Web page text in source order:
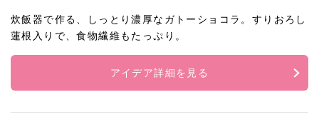
炊飯器で作る、しっとり濃厚なガトーショコラ。すりおろし
蓮根入りで、食物繊維もたっぷり。
アイデア詳細を見る